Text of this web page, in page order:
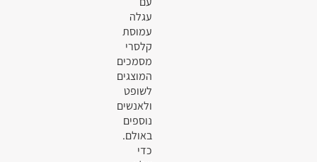
עגלה
עמוסת
קלסרי
מסמכים
המוצגים
לשופט
ולאנשים
נוספים
באולם.
כדי